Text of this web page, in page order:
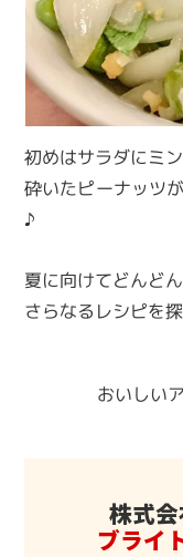
初めはサラダにミ
砕いたピーナッツ
♪
夏に向けてどんど
さらなるレシピを
おいしい
株式
ブライ